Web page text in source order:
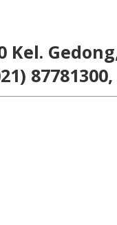
Kel.
87781300,